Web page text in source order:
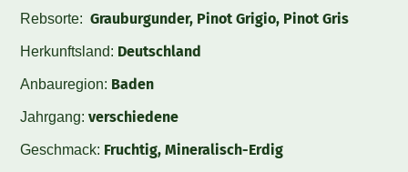
Rebsorte:Grauburgunder, Pinot Grigio, Pinot Gris
Herkunftsland: Deutschland
Anbauregion: Baden
Jahrgang:verschiedene
Geschmack: Fruchtig, Mineralisch-Erdig